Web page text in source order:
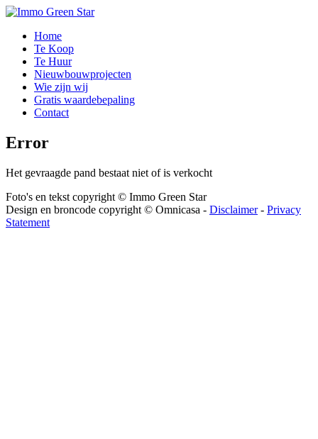
Home
Te Koop
Te Huur
Nieuwbouwprojecten
Wie zijn wij
Gratis waardebepaling
Contact
Error
Het gevraagde pand bestaat niet of is verkocht
Foto's en tekst copyright © Immo Green Star
Design en broncode copyright © Omnicasa - Disclaimer- Privacy
Statement